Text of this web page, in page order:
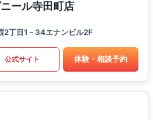
ール寺田町店
2丁目1－34エナンビル2F
公式サイト 体験・相談予約